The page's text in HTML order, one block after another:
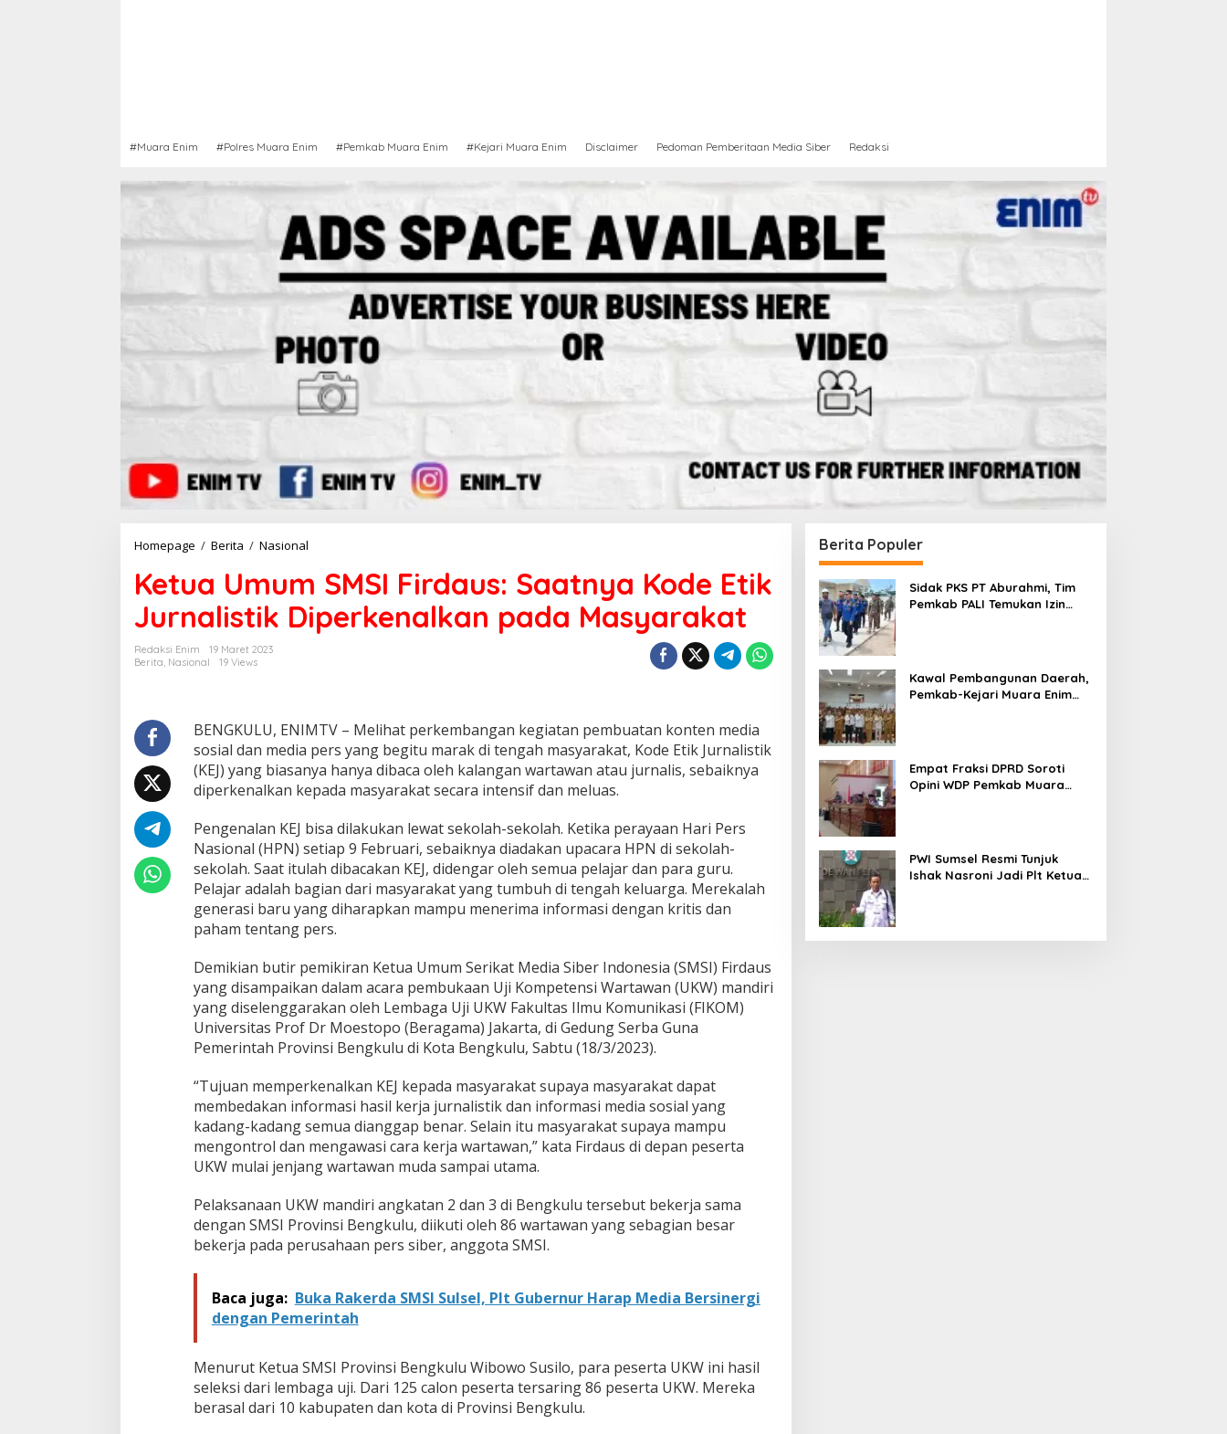
#Muara Enim #Polres Muara Enim #Pemkab Muara Enim #Kejari Muara Enim Disclaimer Pedoman Pemberitaan Media Siber Redaksi
Homepage / Berita / Nasional
t
u
a
U
S
F
i
r
a
s
:
S
a
a
t
y
a
K
o
d
e
t
i
k
J
u
r
a
l
i
s
k
D
e
r
e
Ketua Umum SMSI Firdaus: Saatnya Kode Etik
Jurnalistik Diperkenalkan pada Masyarakat
Redaksi Enim
19 Maret 2023
Berita Nasional 19 Views
BENGKULU, ENIMTV – Melihat perkembangan kegiatan pembuatan konten media
sosial dan media pers yang begitu marak di tengah masyarakat, Kode Etik Jurnalistik
(KEJ) yang biasanya hanya dibaca oleh kalangan wartawan atau jurnalis, sebaiknya
diperkenalkan kepada masyarakat secara intensif dan meluas.
Pengenalan KEJ bisa dilakukan lewat sekolah-sekolah. Ketika perayaan Hari Pers
Nasional (HPN) setiap 9 Februari, sebaiknya diadakan upacara HPN di sekolah-
sekolah. Saat itulah dibacakan KEJ, didengar oleh semua pelajar dan para guru.
Pelajar adalah bagian dari masyarakat yang tumbuh di tengah keluarga. Merekalah
generasi baru yang diharapkan mampu menerima informasi dengan kritis dan
paham tentang pers.
Demikian butir pemikiran Ketua Umum Serikat Media Siber Indonesia (SMSI) Firdaus
yang disampaikan dalam acara pembukaan Uji Kompetensi Wartawan (UKW) mandiri
yang diselenggarakan oleh Lembaga Uji UKW Fakultas Ilmu Komunikasi (FIKOM)
Universitas Prof Dr Moestopo (Beragama) Jakarta, di Gedung Serba Guna
Pemerintah Provinsi Bengkulu di Kota Bengkulu, Sabtu (18/3/2023).
“Tujuan memperkenalkan KEJ kepada masyarakat supaya masyarakat dapat
membedakan informasi hasil kerja jurnalistik dan informasi media sosial yang
kadang-kadang semua dianggap benar. Selain itu masyarakat supaya mampu
mengontrol dan mengawasi cara kerja wartawan,” kata Firdaus di depan peserta
UKW mulai jenjang wartawan muda sampai utama.
Pelaksanaan UKW mandiri angkatan 2 dan 3 di Bengkulu tersebut bekerja sama
dengan SMSI Provinsi Bengkulu, diikuti oleh 86 wartawan yang sebagian besar
bekerja pada perusahaan pers siber, anggota SMSI.
Baca juga: Buka Rakerda SMSI Sulsel, Plt Gubernur Harap Media Bersinergi
dengan Pemerintah
Menurut Ketua SMSI Provinsi Bengkulu Wibowo Susilo, para peserta UKW ini hasil
seleksi dari lembaga uji. Dari 125 calon peserta tersaring 86 peserta UKW. Mereka
berasal dari 10 kabupaten dan kota di Provinsi Bengkulu.
Berita Populer
Sidak PKS PT Aburahmi, Tim
Pemkab PALI Temukan Izin
Kawal Pembangunan Daerah,
Pemkab-Kejari Muara Enim
Empat Fraksi DPRD Soroti
Opini WDP Pemkab Muara
PWI Sumsel Resmi Tunjuk
Ishak Nasroni Jadi Plt Ketua